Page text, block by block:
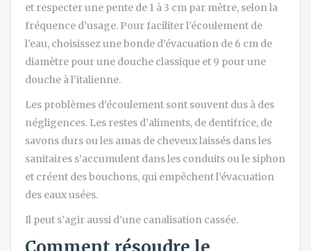
et respecter une pente de 1 à 3 cm par mètre, selon la
fréquence d’usage. Pour faciliter l’écoulement de
l’eau, choisissez une bonde d’évacuation de 6 cm de
diamètre pour une douche classique et 9 pour une
douche à l’italienne.
Les problèmes d’écoulement sont souvent dus à des
négligences. Les restes d’aliments, de dentifrice, de
savons durs ou les amas de cheveux laissés dans les
sanitaires s’accumulent dans les conduits ou le siphon
et créent des bouchons, qui empêchent l’évacuation
des eaux usées.
Il peut s’agir aussi d’une canalisation cassée.